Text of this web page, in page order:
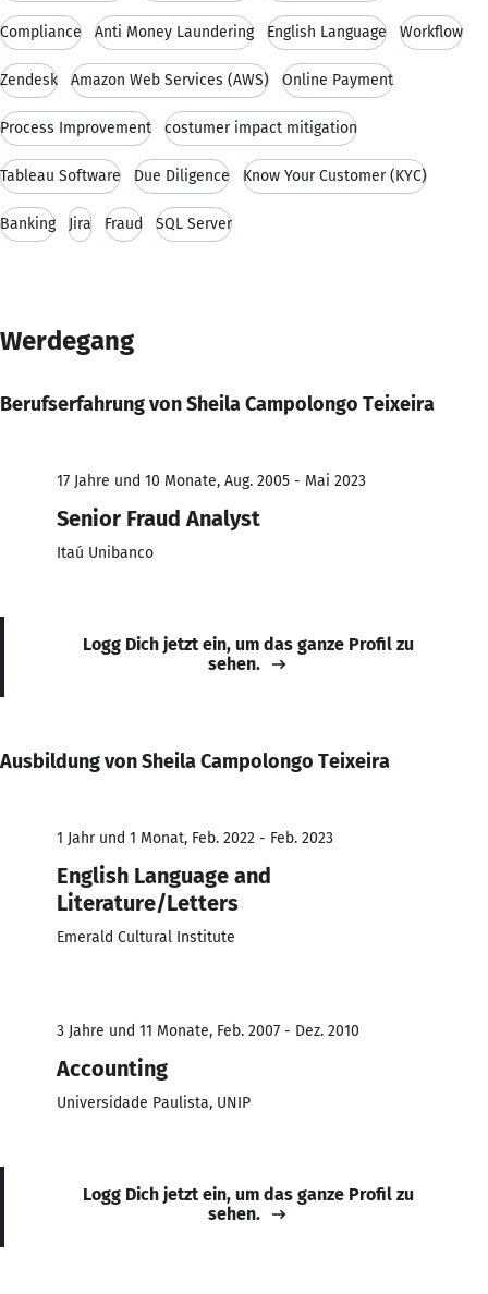
Compliance Anti Money Laundering English Language Workflow
Zendesk Amazon Web Services (AWS) Online Payment
Process Improvement costumer impact mitigation
Tableau Software Due Diligence Know Your Customer (KYC)
Banking Jira Fraud SQL Server
Werdegang
Berufserfahrung von Sheila Campolongo Teixeira
17 Jahre und 10 Monate, Aug. 2005 - Mai 2023
Senior Fraud Analyst
Itaú Unibanco
Logg Dich jetzt ein, um das ganze Profil zu
sehen.
Ausbildung von Sheila Campolongo Teixeira
1 Jahr und 1 Monat, Feb. 2022 - Feb. 2023
English Language and
Literature/Letters
Emerald Cultural Institute
3 Jahre und 11 Monate, Feb. 2007 - Dez. 2010
Accounting
Universidade Paulista, UNIP
Logg Dich jetzt ein, um das ganze Profil zu
sehen.